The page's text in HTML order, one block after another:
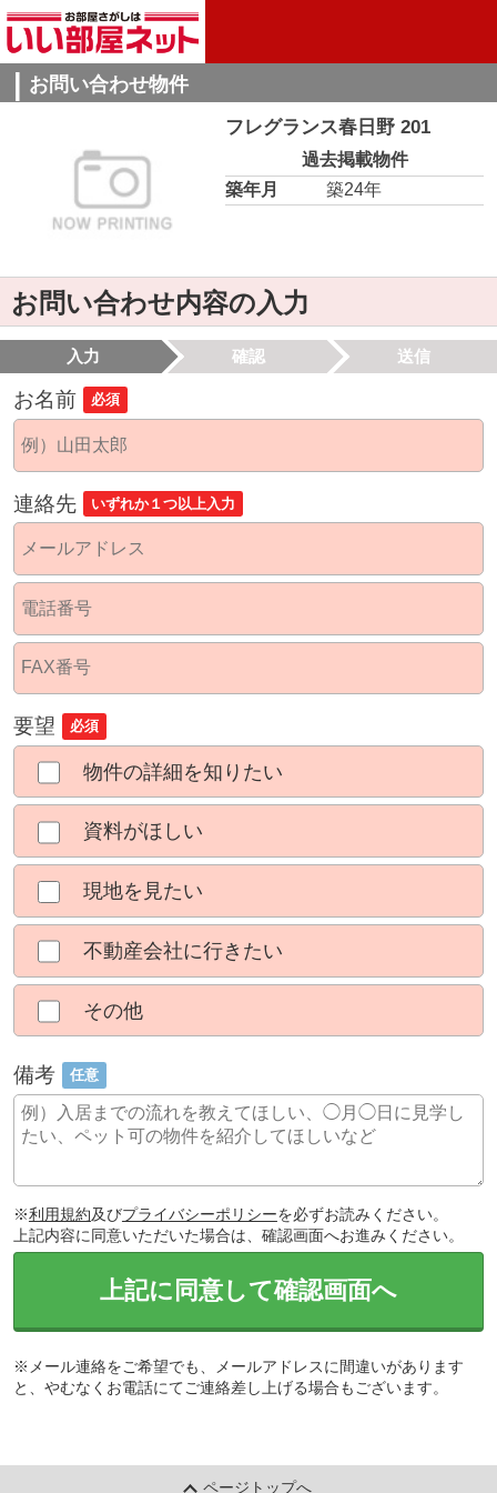
お問い合わせ物件
フレグランス春日野 201
過去掲載物件
築年月
築24年
お問い合わせ内容の入力
入力 確認 送信
お名前 必須
連絡先 いずれか１つ以上入力
要望 必須
物件の詳細を知りたい
資料がほしい
現地を見たい
不動産会社に行きたい
その他
備考 任意
※利用規約及びプライバシーポリシーを必ずお読みください。
上記内容に同意いただいた場合は、確認画面へお進みください。
上記に同意して確認画面へ
※メール連絡をご希望でも、メールアドレスに間違いがあります
と、やむなくお電話にてご連絡差し上げる場合もございます。
ページトップへ